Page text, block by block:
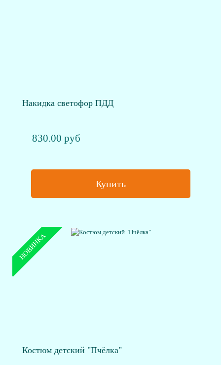
Накидка светофор ПДД
830.00 руб
Купить
НОВИНКА
Костюм детский "Пчёлка"